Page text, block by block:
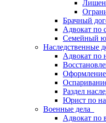
Брачный
Адвокат по
Семейный
Наследственные
Адвокат по
Оформление
Раздел
Юрист по
Военные дела
Адвокат по